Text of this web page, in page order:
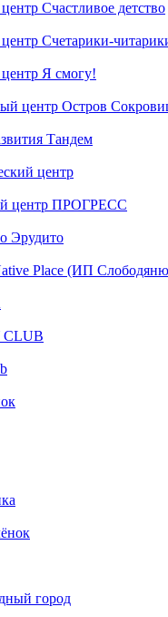
Счастливое детство
Счетарики-
Я смогу!
центр Остров
Тандем
центр
центр ПРОГРЕСС
Эрудито
Place (ИП
CLUB
город